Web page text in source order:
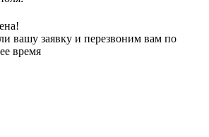
вашу заявку и перезвоним вам по
время